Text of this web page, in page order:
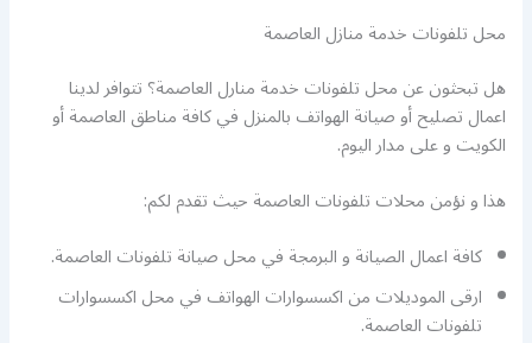
محل تلفونات خدمة منازل العاصمة
هل تبحثون عن محل تلفونات خدمة منارل العاصمة؟ تتوافر لدينا
اعمال تصليح أو صيانة الهواتف بالمنزل في كافة مناطق العاصمة أو
الكويت و على مدار اليوم.
هذا و نؤمن محلات تلفونات العاصمة حيث تقدم لكم:
كافة اعمال الصيانة و البرمجة في محل صيانة تلفونات العاصمة.
ارقى الموديلات من اكسسوارات الهواتف في محل اكسسوارات
تلفونات العاصمة.